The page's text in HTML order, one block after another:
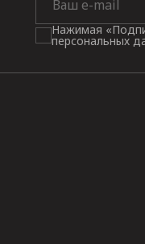
Нажимая
персональных